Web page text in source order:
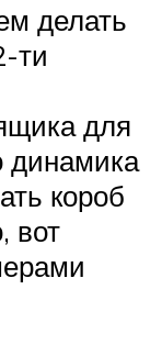
делать
ти
для
динамика
короб
вот